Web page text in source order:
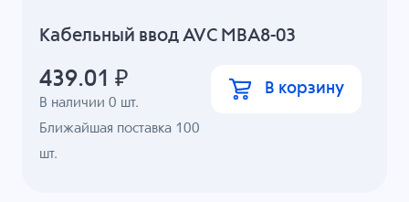
Кабельный ввод AVC MBA8-03
В наличии0 шт.
Ближайшая поставка 100
шт.
439.01 ₽ В корзину